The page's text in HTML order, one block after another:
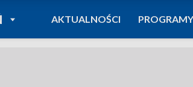
DO
AKTUALNOŚCI PROGRAMY